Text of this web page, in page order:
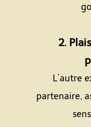
2.
L’autre
partenaire,